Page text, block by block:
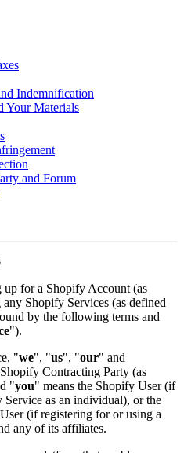
Indemnification
Your Materials
and Forum
for a Shopify Account (as
Shopify Services (as defined
by the following terms and
").
"we", "us", "our" and
Contracting Party (as
"you" means the Shopify User (if
as an individual), or the
(if registering for or using a
any of its affiliates.